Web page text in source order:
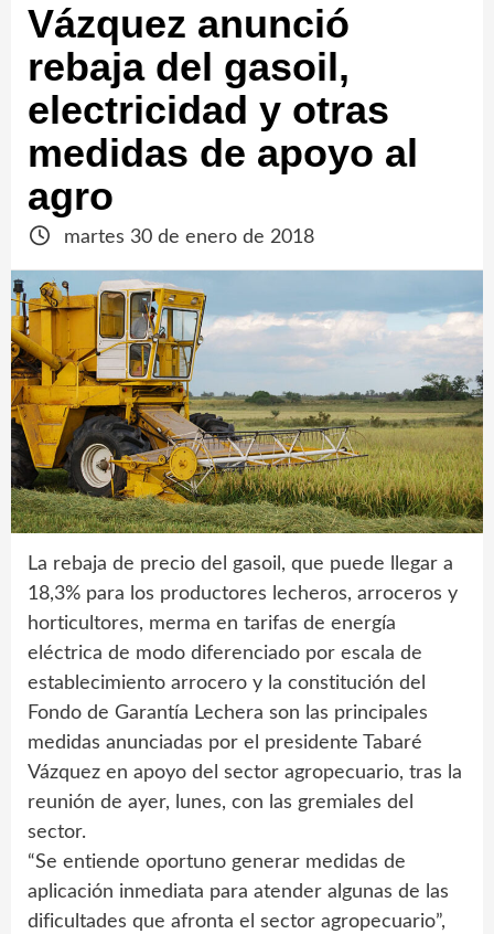
Vázquez anunció
rebaja del gasoil,
electricidad y otras
medidas de apoyo al
agro
martes 30 de enero de 2018
La rebaja de precio del gasoil, que puede llegar a
18,3% para los productores lecheros, arroceros y
horticultores, merma en tarifas de energía
eléctrica de modo diferenciado por escala de
establecimiento arrocero y la constitución del
Fondo de Garantía Lechera son las principales
medidas anunciadas por el presidente Tabaré
Vázquez en apoyo del sector agropecuario, tras la
reunión de ayer, lunes, con las gremiales del
sector.
“Se entiende oportuno generar medidas de
aplicación inmediata para atender algunas de las
dificultades que afronta el sector agropecuario”,